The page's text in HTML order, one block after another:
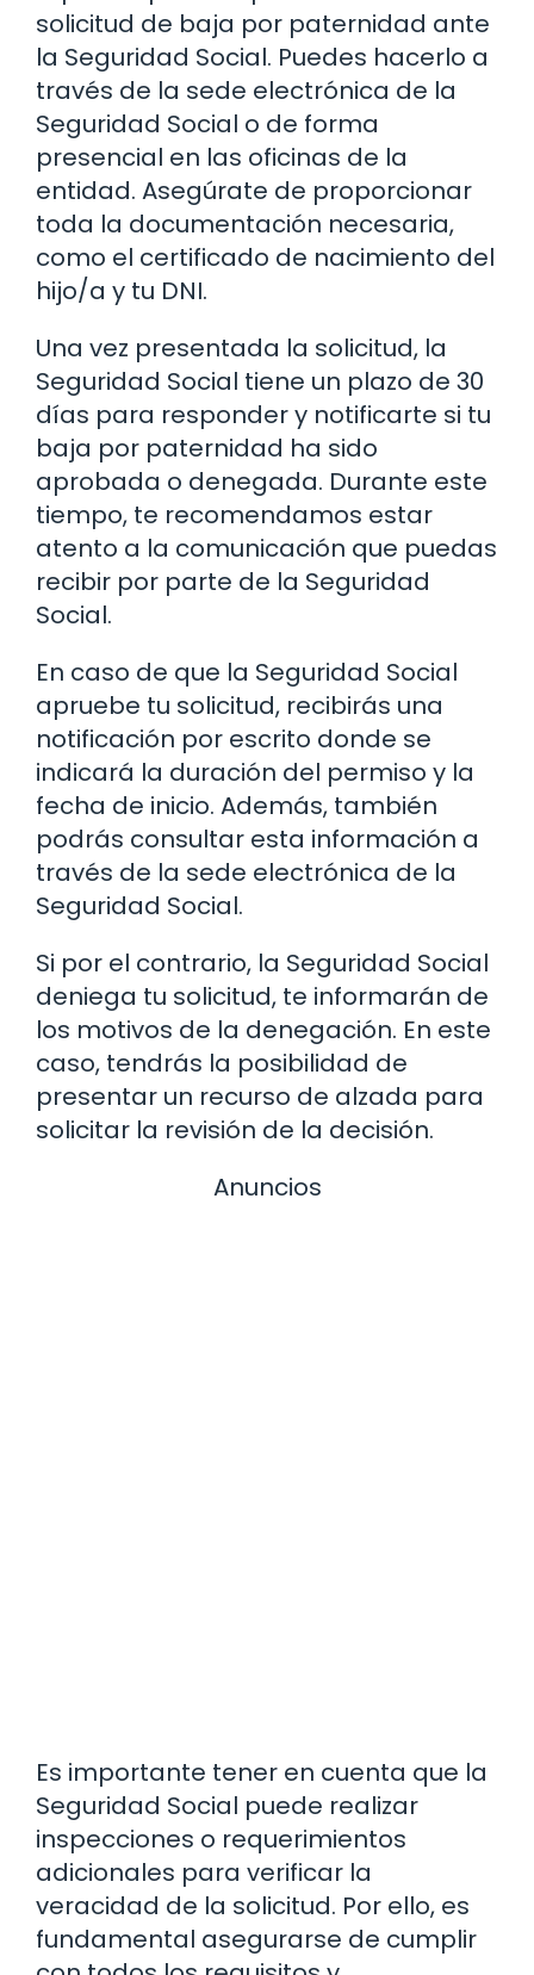
solicitud de baja por paternidad ante
la Seguridad Social. Puedes hacerlo a
través de la sede electrónica de la
Seguridad Social o de forma
presencial en las oficinas de la
entidad. Asegúrate de proporcionar
toda la documentación necesaria,
como el certificado de nacimiento del
hijo/a y tu DNI.
Una vez presentada la solicitud, la
Seguridad Social tiene un plazo de 30
días para responder y notificarte si tu
baja por paternidad ha sido
aprobada o denegada. Durante este
tiempo, te recomendamos estar
atento a la comunicación que puedas
recibir por parte de la Seguridad
Social.
En caso de que la Seguridad Social
apruebe tu solicitud, recibirás una
notificación por escrito donde se
indicará la duración del permiso y la
fecha de inicio. Además, también
podrás consultar esta información a
través de la sede electrónica de la
Seguridad Social.
Si por el contrario, la Seguridad Social
deniega tu solicitud, te informarán de
los motivos de la denegación. En este
caso, tendrás la posibilidad de
presentar un recurso de alzada para
solicitar la revisión de la decisión.
Anuncios
Es importante tener en cuenta que la
Seguridad Social puede realizar
inspecciones o requerimientos
adicionales para verificar la
veracidad de la solicitud. Por ello, es
fundamental asegurarse de cumplir